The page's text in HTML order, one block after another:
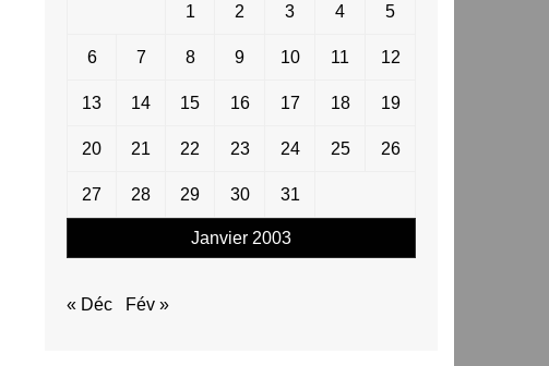
Janvier 2003
1 2 3 4 5
6 7 8 9 10 11 12
13 14 15 16 17 18 19
20 21 22 23 24 25 26
27 28 29 30 31
« Déc Fév »